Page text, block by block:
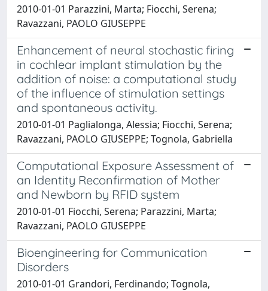
2010-01-01 Parazzini, Marta; Fiocchi, Serena;
Ravazzani, PAOLO GIUSEPPE
Enhancement of neural stochastic firing
in cochlear implant stimulation by the
addition of noise: a computational study
of the influence of stimulation settings
and spontaneous activity.
2010-01-01 Paglialonga, Alessia; Fiocchi, Serena;
Ravazzani, PAOLO GIUSEPPE; Tognola, Gabriella
Computational Exposure Assessment of
an Identity Reconfirmation of Mother
and Newborn by RFID system
2010-01-01 Fiocchi, Serena; Parazzini, Marta;
Ravazzani, PAOLO GIUSEPPE
Bioengineering for Communication
Disorders
2010-01-01 Grandori, Ferdinando; Tognola,